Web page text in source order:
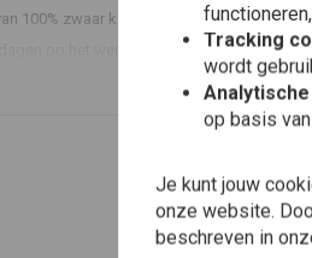
100% zwaar katoen voor duurzaamheid
op het werk aan te kunnen
gemakkelijk bewegen en comfort
die duurzaamheid vereisen
(0 beoordelingen)
Tracking
wordt
op basis
Je kunt jouw
onze website.
beschreven in